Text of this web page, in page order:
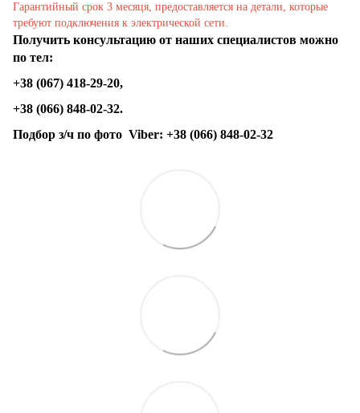
Гарантийный срок 3 месяця, предоставляется на детали, которые
требуют подключения к электрической сети.
Получить консультацию от наших специалистов можно
по тел:
+38 (067) 418-29-20,
+38 (066) 848-02-32.
Подбор з/ч по фото Viber: +38 (066) 848-02-32